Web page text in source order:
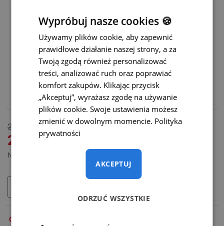
219 zł
265 zł
Netto: 178,05 zł
DOSTĘPNY
Statyczne linie parkowania z możliwością ich wyłączenia
Dynamiczne linie parkowania(+65 zł)
Polecamy również:
Adapter WiFi do bezprzewodowej transmisji – CENA
PROMOCYJNA(+165 zł)
OPIS
Wypróbuj nasze cookies 🍪
Używamy plików cookie, aby zapewnić
prawidłowe działanie naszej strony, a za
Twoją zgodą również personalizować
treści, analizować ruch oraz poprawiać
komfort zakupów. Klikając przycisk
„Akceptuj”, wyrażasz zgodę na używanie
plików cookie. Swoje ustawienia możesz
zmienić w dowolnym momencie. Polityka
prywatności
AKCEPTUJ
ODRZUĆ WSZYSTKIE